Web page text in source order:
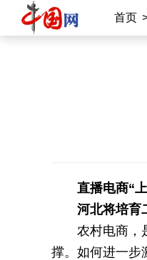
首页
直播电商“
河北将培育
农村电商，
撑。如何进一步